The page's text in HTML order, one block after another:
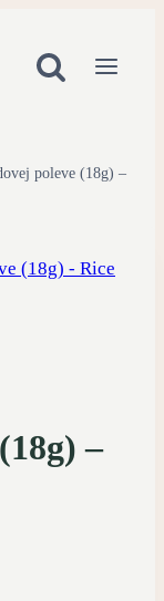
poleve (18g) –
–